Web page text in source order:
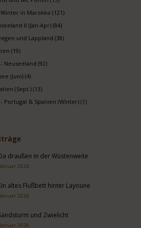
Winter in Marokko (121)
II (Jan-Apr) (84)
und Lappland (38)
(19)
Neuseeland (92)
(Juni) (4)
(Sept.) (13)
- Portugal & Spanien (Winter) (1)
draußen in der Wüstenweite
2026
altes Flußbett hinter Layoune
2026
und Zwielicht
2026